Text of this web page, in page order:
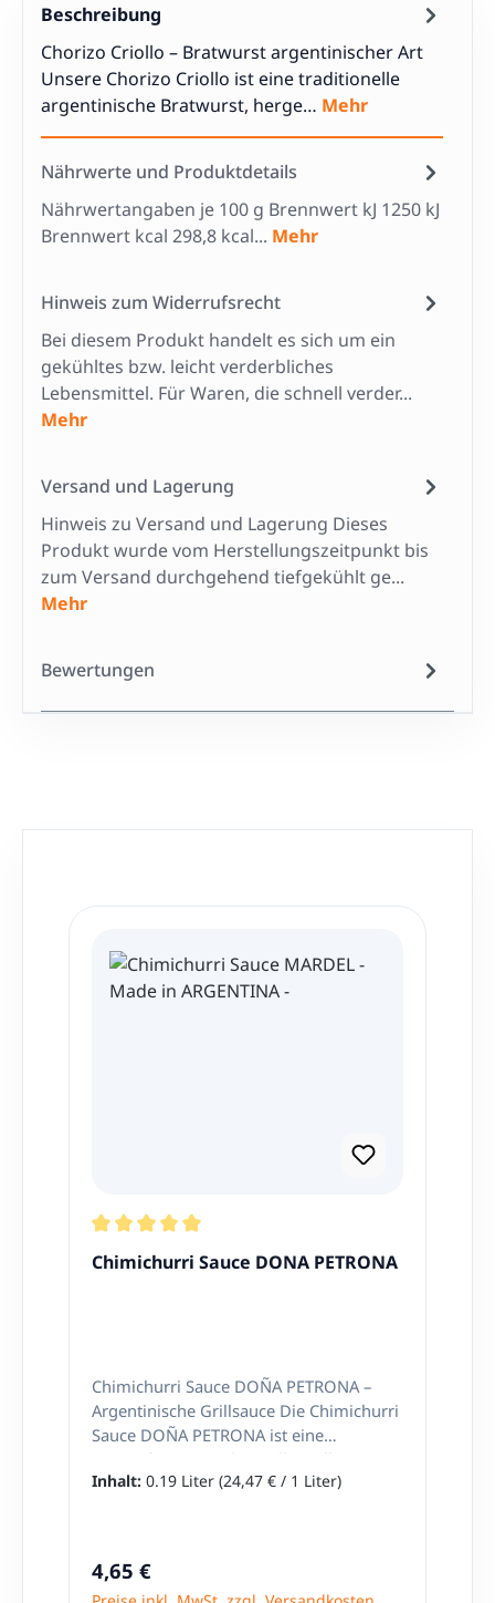
Beschreibung
Chorizo Criollo – Bratwurst argentinischer Art
Unsere Chorizo Criollo ist eine traditionelle
argentinische Bratwurst, herge… Mehr
Nährwerte und Produktdetails
Nährwertangaben je 100 g Brennwert kJ 1250 kJ
Brennwert kcal 298,8 kcal... Mehr
Hinweis zum Widerrufsrecht
Bei diesem Produkt handelt es sich um ein
gekühltes bzw. leicht verderbliches
Lebensmittel. Für Waren, die schnell verder...
Mehr
Versand und Lagerung
Hinweis zu Versand und Lagerung Dieses
Produkt wurde vom Herstellungszeitpunkt bis
zum Versand durchgehend tiefgekühlt ge...
Mehr
Bewertungen
Durchschnittliche Bewertung von 5 von 5
Chimichurri Sauce DONA PETRONA
Chimichurri Sauce DOÑA PETRONA –
Argentinische Grillsauce Die Chimichurri
Sauce DOÑA PETRONA ist eine
genussfertige, traditionelle Grillsauce
aus Argentinien und ein absolutes Must-
Geschmack verleiht sie deinen Gerichten
Inhalt: 0.19 Liter (24,47 € / 1 Liter)
Regulärer Preis:
4,65 €